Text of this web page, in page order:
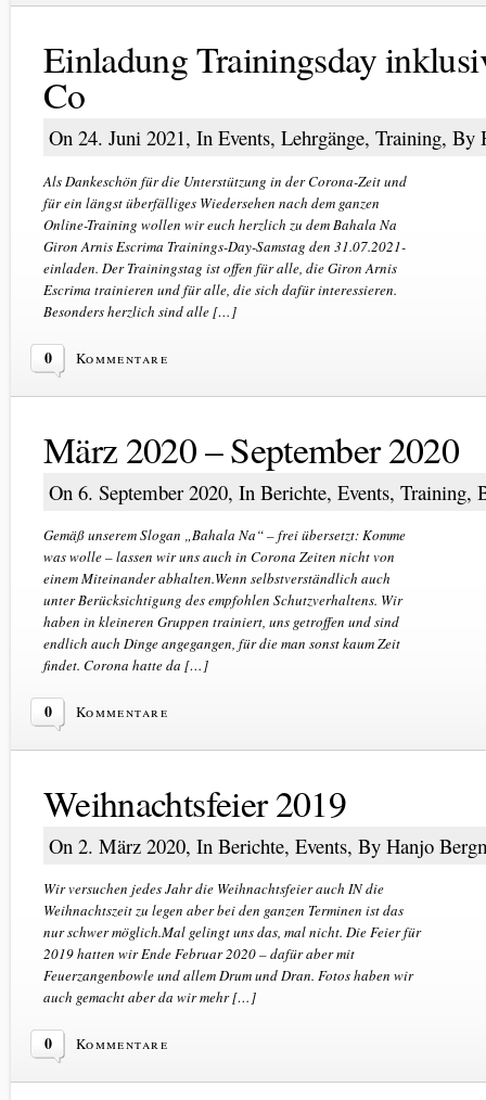
Einladung Trainingsday
Co
On 24. Juni 2021, In Events, Lehrgänge, Training, By
Als Dankeschön für die Unterstützung in der Corona-Zeit und
für ein längst überfälliges Wiedersehen nach dem ganzen
Online-Training wollen wir euch herzlich zu dem Bahala Na
Giron Arnis Escrima Trainings-Day-Samstag den 31.07.2021-
einladen. Der Trainingstag ist offen für alle, die Giron Arnis
Escrima trainieren und für alle, die sich dafür interessieren.
Besonders herzlich sind alle […]
0 Kommentare
März 2020 – September 2020
On 6. September 2020, In Berichte, Events, Training,
Gemäß unserem Slogan „Bahala Na“ – frei übersetzt: Komme
was wolle – lassen wir uns auch in Corona Zeiten nicht von
einem Miteinander abhalten.Wenn selbstverständlich auch
unter Berücksichtigung des empfohlen Schutzverhaltens. Wir
haben in kleineren Gruppen trainiert, uns getroffen und sind
endlich auch Dinge angegangen, für die man sonst kaum Zeit
findet. Corona hatte da […]
0 Kommentare
Weihnachtsfeier 2019
On 2. März 2020, In Berichte, Events, By Hanjo
Wir versuchen jedes Jahr die Weihnachtsfeier auch IN die
Weihnachtszeit zu legen aber bei den ganzen Terminen ist das
nur schwer möglich.Mal gelingt uns das, mal nicht. Die Feier für
2019 hatten wir Ende Februar 2020 – dafür aber mit
Feuerzangenbowle und allem Drum und Dran. Fotos haben wir
auch gemacht aber da wir mehr […]
0 Kommentare